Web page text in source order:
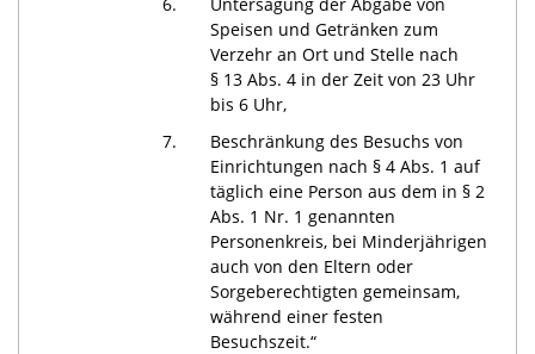
Speisen und Getränken zum
Verzehr an Ort und Stelle nach
§ 13 Abs. 4 in der Zeit von 23 Uhr
bis 6 Uhr,
7.
Beschränkung des Besuchs von
Einrichtungen nach § 4 Abs. 1 auf
täglich eine Person aus dem in § 2
Abs. 1 Nr. 1 genannten
Personenkreis, bei Minderjährigen
auch von den Eltern oder
Sorgeberechtigten gemeinsam,
während einer festen
Besuchszeit.“